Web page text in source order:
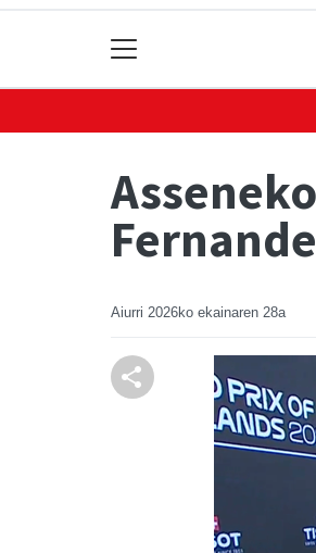
Aiurri 2026ko ekainaren 28a